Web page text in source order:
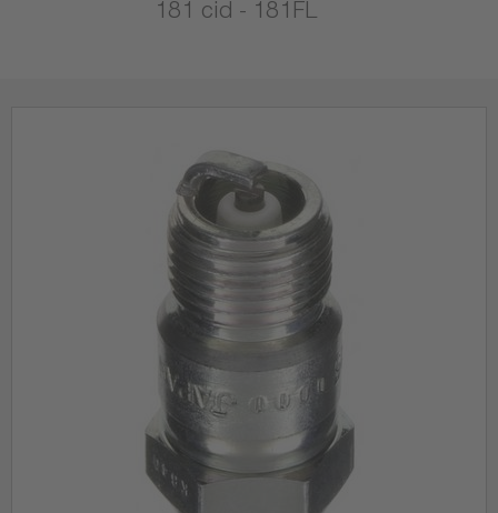
181 cid - 181FL